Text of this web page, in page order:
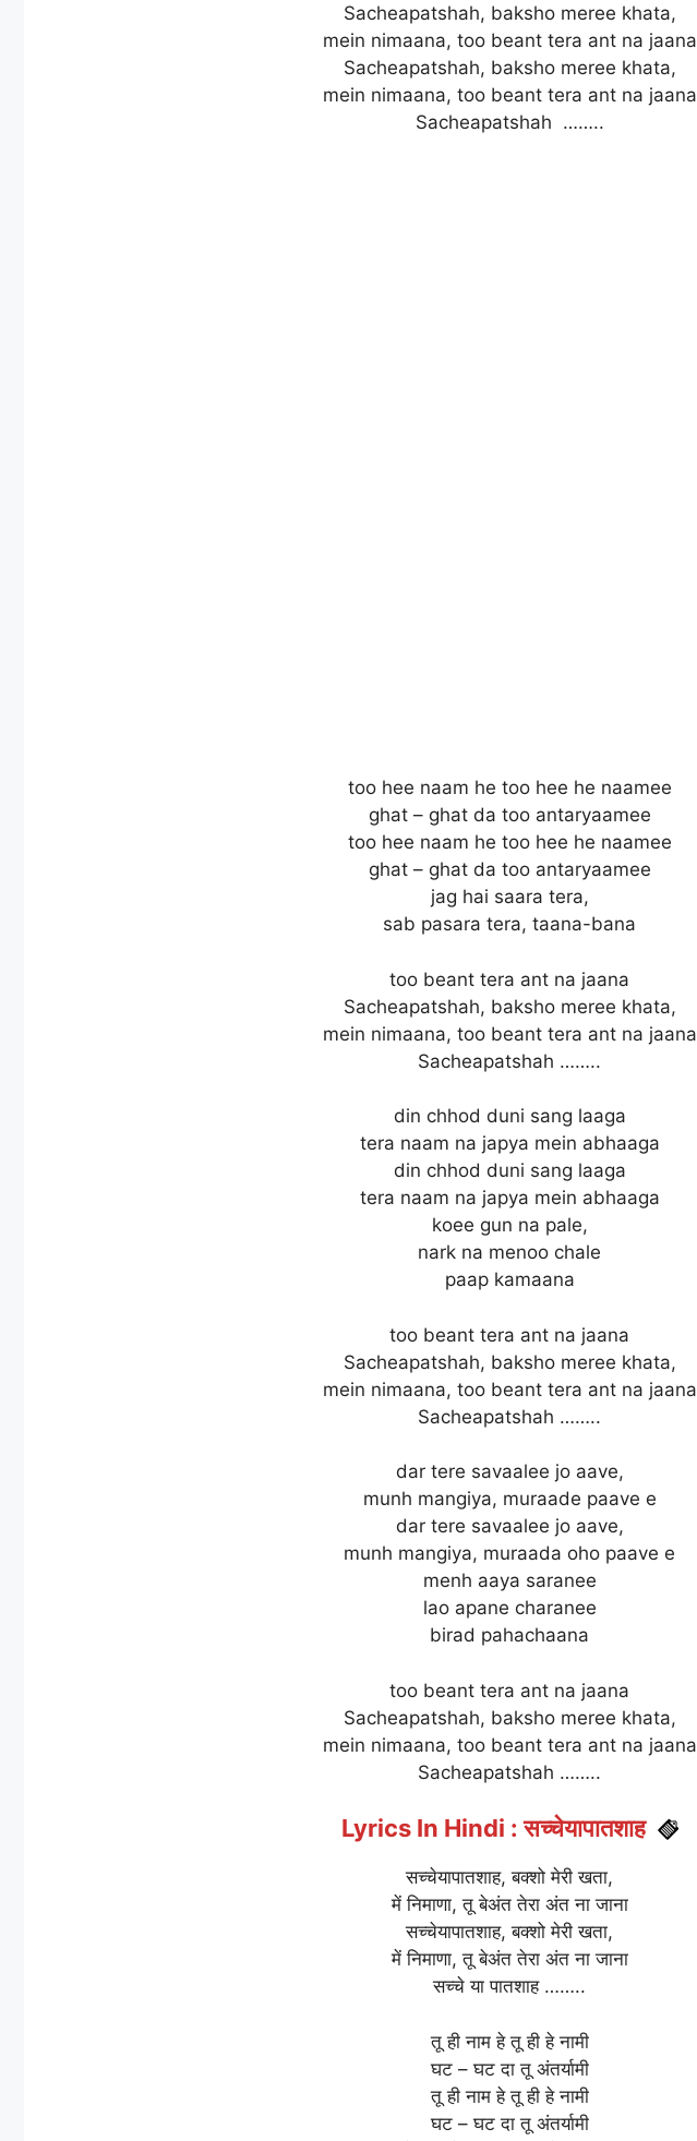
Sacheapatshah, baksho meree khata,
mein nimaana, too beant tera ant na jaana
Sacheapatshah, baksho meree khata,
mein nimaana, too beant tera ant na jaana
Sacheapatshah ……..
too hee naam he too hee he naamee
ghat – ghat da too antaryaamee
too hee naam he too hee he naamee
ghat – ghat da too antaryaamee
jag hai saara tera,
sab pasara tera, taana-bana
too beant tera ant na jaana
Sacheapatshah, baksho meree khata,
mein nimaana, too beant tera ant na jaana
Sacheapatshah ……..
din chhod duni sang laaga
tera naam na japya mein abhaaga
din chhod duni sang laaga
tera naam na japya mein abhaaga
koee gun na pale,
nark na menoo chale
paap kamaana
too beant tera ant na jaana
Sacheapatshah, baksho meree khata,
mein nimaana, too beant tera ant na jaana
Sacheapatshah ……..
dar tere savaalee jo aave,
munh mangiya, muraade paave e
dar tere savaalee jo aave,
munh mangiya, muraada oho paave e
menh aaya saranee
lao apane charanee
birad pahachaana
too beant tera ant na jaana
Sacheapatshah, baksho meree khata,
mein nimaana, too beant tera ant na jaana
Sacheapatshah ……..
Lyrics In Hindi : सच्चेयापातशाह
सच्चेयापातशाह, बक्शो मेरी खता,
में निमाणा, तू बेअंत तेरा अंत ना जाना
सच्चेयापातशाह, बक्शो मेरी खता,
में निमाणा, तू बेअंत तेरा अंत ना जाना
सच्चे या पातशाह ……..
तू ही नाम हे तू ही हे नामी
घट – घट दा तू अंतर्यामी
तू ही नाम हे तू ही हे नामी
घट – घट दा तू अंतर्यामी